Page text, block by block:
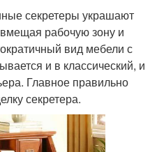
секретеры украшают
рабочую зону и
вид мебели с
и в классический, и
Главное правильно
секретера.